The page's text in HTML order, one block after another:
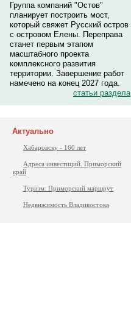
Группа компаний "Остов"
планирует построить мост,
который свяжет Русский остров
с островом Елены. Переправа
станет первым этапом
масштабного проекта
комплексного развития
территории. Завершение работ
намечено на конец 2027 года.
статьи раздела
Актуально
Хабаровску - 160 лет
Адреса инвестиций. Приморский
край
Туризм: Приморский маршрут
Недвижимость Владивостока